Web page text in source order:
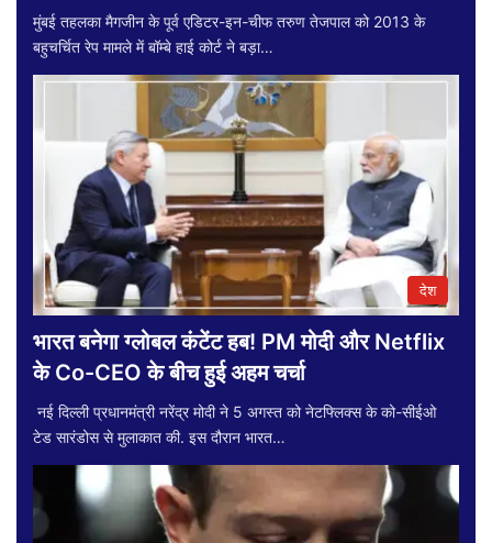
मुंबई तहलका मैगजीन के पूर्व एडिटर-इन-चीफ तरुण तेजपाल को 2013 के
बहुचर्चित रेप मामले में बॉम्बे हाई कोर्ट ने बड़ा…
देश
भारत बनेगा ग्लोबल कंटेंट हब! PM मोदी और Netflix
के Co-CEO के बीच हुई अहम चर्चा
नई दिल्ली प्रधानमंत्री नरेंद्र मोदी ने 5 अगस्त को नेटफ्लिक्स के को-सीईओ
टेड सारंडोस से मुलाकात की. इस दौरान भारत…